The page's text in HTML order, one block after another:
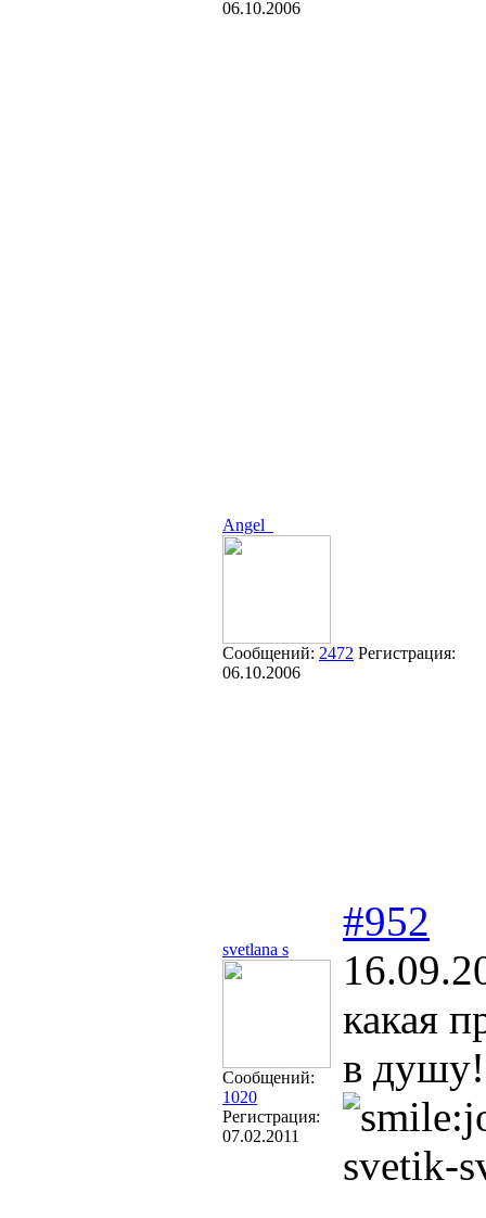
06.10.2006
Angel_
Сообщений: 2472 Регистрация:
06.10.2006
svetlana s
Сообщений:
1020
Регистрация:
07.02.2011
#952
какая
в
svetik-